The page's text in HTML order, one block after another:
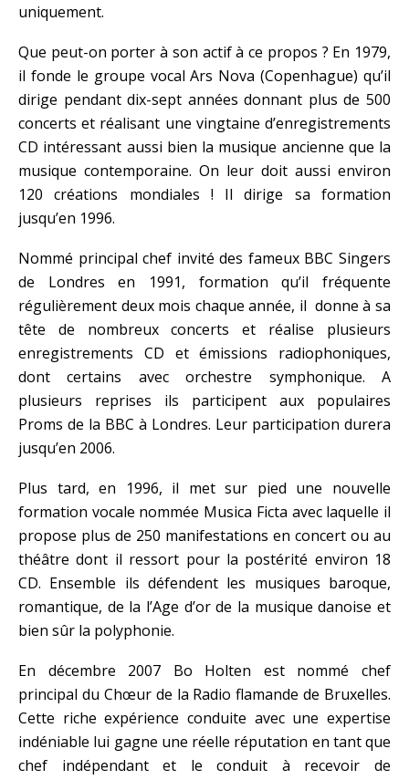
uniquement.
Que peut-on porter à son actif à ce propos ? En 1979,
il fonde le groupe vocal Ars Nova (Copenhague) qu’il
dirige pendant dix-sept années donnant plus de 500
concerts et réalisant une vingtaine d’enregistrements
CD intéressant aussi bien la musique ancienne que la
musique contemporaine. On leur doit aussi environ
120 créations mondiales ! Il dirige sa formation
jusqu’en 1996.
Nommé principal chef invité des fameux BBC Singers
de Londres en 1991, formation qu’il fréquente
régulièrement deux mois chaque année, il donne à sa
tête de nombreux concerts et réalise plusieurs
enregistrements CD et émissions radiophoniques,
dont certains avec orchestre symphonique. A
plusieurs reprises ils participent aux populaires
Proms de la BBC à Londres. Leur participation durera
jusqu’en 2006.
Plus tard, en 1996, il met sur pied une nouvelle
formation vocale nommée Musica Ficta avec laquelle il
propose plus de 250 manifestations en concert ou au
théâtre dont il ressort pour la postérité environ 18
CD. Ensemble ils défendent les musiques baroque,
romantique, de la l’Age d’or de la musique danoise et
bien sûr la polyphonie.
En décembre 2007 Bo Holten est nommé chef
principal du Chœur de la Radio flamande de Bruxelles.
Cette riche expérience conduite avec une expertise
indéniable lui gagne une réelle réputation en tant que
chef indépendant et le conduit à recevoir de